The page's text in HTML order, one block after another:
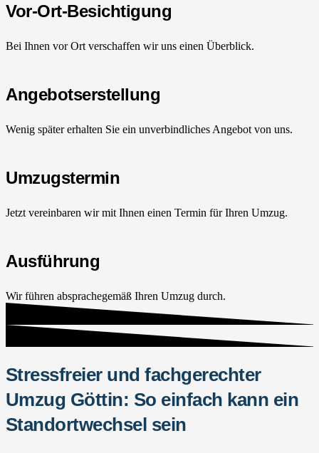
Vor-Ort-Besichtigung
Bei Ihnen vor Ort verschaffen wir uns einen Überblick.
Angebotserstellung
Wenig später erhalten Sie ein unverbindliches Angebot von uns.
Umzugstermin
Jetzt vereinbaren wir mit Ihnen einen Termin für Ihren Umzug.
Ausführung
Wir führen absprachegemäß Ihren Umzug durch.
Stressfreier und fachgerechter
Umzug Göttin: So einfach kann ein
Standortwechsel sein